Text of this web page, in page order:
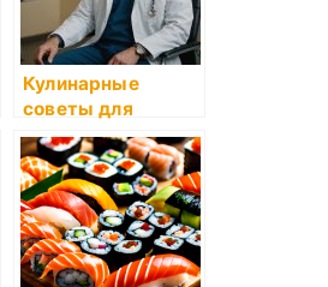
Кулинарные
советы для
снижения
расходов